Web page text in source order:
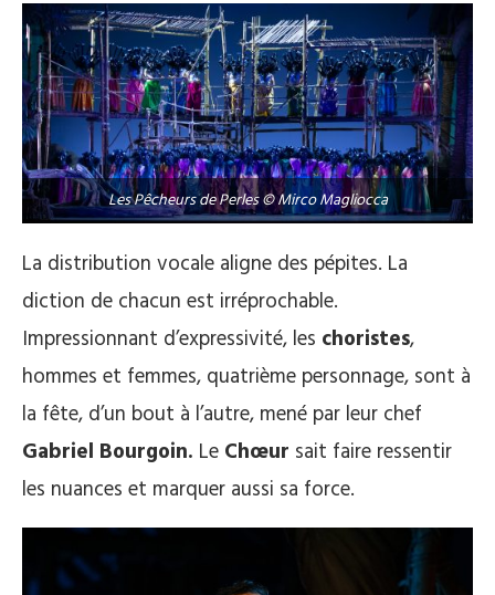
Les Pêcheurs de Perles © Mirco Magliocca
La distribution vocale aligne des pépites. La
diction de chacun est irréprochable.
Impressionnant d’expressivité, les choristes,
hommes et femmes, quatrième personnage, sont à
la fête, d’un bout à l’autre, mené par leur chef
Gabriel Bourgoin. Le Chœur sait faire ressentir
les nuances et marquer aussi sa force.